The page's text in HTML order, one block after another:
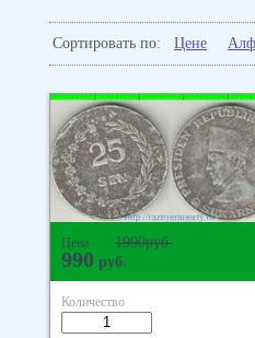
Сортировать по: Цене
Цена 1990руб.
990 руб.
Количество